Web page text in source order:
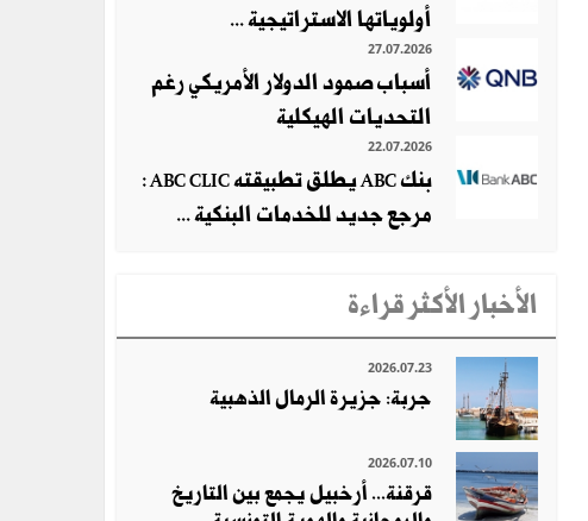
أولوياتها الاستراتيجية ...
27.07.2026
أسباب صمود الدولار الأمريكي رغم
التحديات الهيكلية
22.07.2026
بنك ABC يطلق تطبيقته ABC CLIC :
مرجع جديد للخدمات البنكية ...
الأخبار الأكثر قراءة
2026.07.23
جربة: جزيرة الرمال الذهبية
2026.07.10
قرقنة... أرخبيل يجمع بين التاريخ